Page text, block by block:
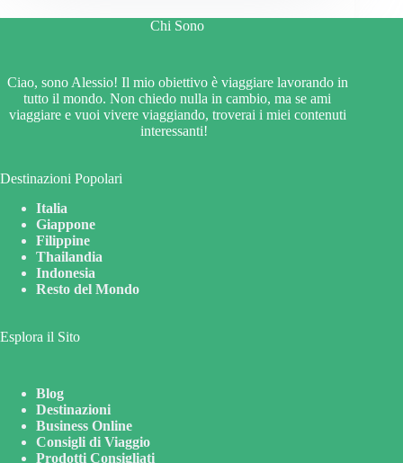
Chi Sono
Ciao, sono Alessio! Il mio obiettivo è viaggiare lavorando in
tutto il mondo. Non chiedo nulla in cambio, ma se ami
viaggiare e vuoi vivere viaggiando, troverai i miei contenuti
interessanti!
Destinazioni Popolari
Italia
Giappone
Filippine
Thailandia
Indonesia
Resto del Mondo
Esplora il Sito
Blog
Destinazioni
Business Online
Consigli di Viaggio
Prodotti Consigliati